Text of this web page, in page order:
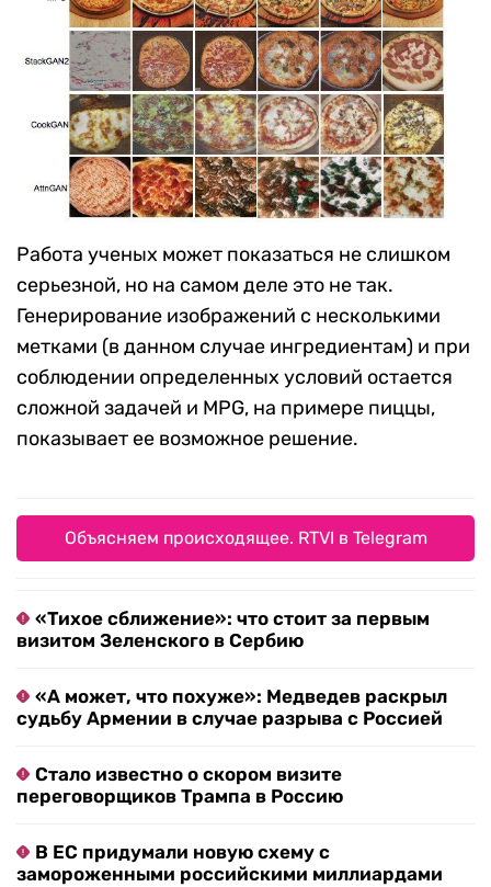
Работа ученых может показаться не слишком
серьезной, но на самом деле это не так.
Генерирование изображений с несколькими
метками (в данном случае ингредиентам) и при
соблюдении определенных условий остается
сложной задачей и MPG, на примере пиццы,
показывает ее возможное решение.
Объясняем происходящее. RTVI в Telegram
«Тихое сближение»: что стоит за первым
визитом Зеленского в Сербию
«А может, что похуже»: Медведев раскрыл
судьбу Армении в случае разрыва с Россией
Стало известно о скором визите
переговорщиков Трампа в Россию
В ЕС придумали новую схему с
замороженными российскими миллиардами